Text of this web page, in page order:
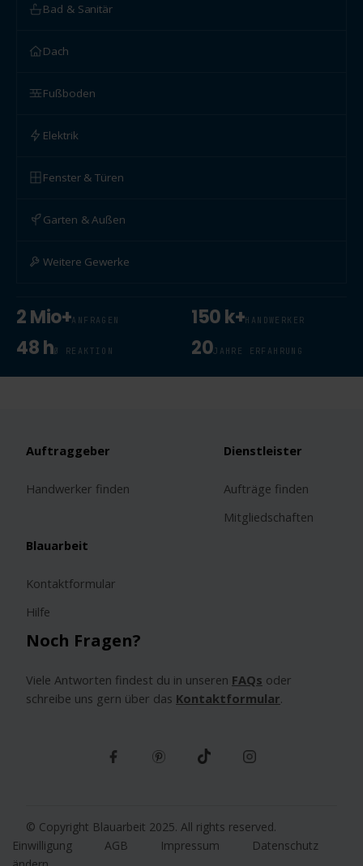
Bad & Sanitär
Dach
Fußboden
Elektrik
Fenster & Türen
Garten & Außen
Weitere Gewerke
2 Mio+ANFRAGEN 150 k+HANDWERKER
48 hØ REAKTION 20JAHRE ERFAHRUNG
Noch Fragen?
Viele Antworten findest du in unseren FAQs oder
schreibe uns gern über das Kontaktformular.
Auftraggeber
Handwerker finden
Dienstleister
Aufträge finden
Mitgliedschaften
Blauarbeit
Kontaktformular
Hilfe
© Copyright Blauarbeit 2025. All rights reserved.
Einwilligung
AGB Impressum Datenschutz